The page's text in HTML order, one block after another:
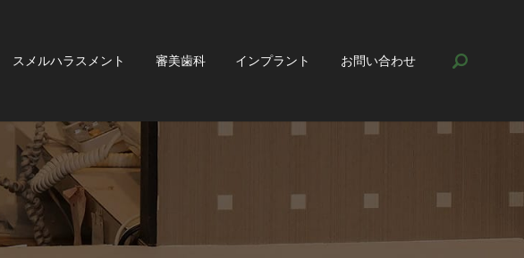
スメルハラスメント 審美歯科 インプラント お問い合わせ